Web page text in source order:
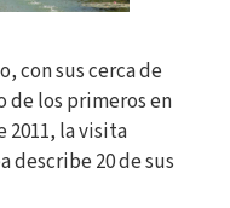
con sus cerca de
de los primeros en
2011, la visita
describe 20 de sus